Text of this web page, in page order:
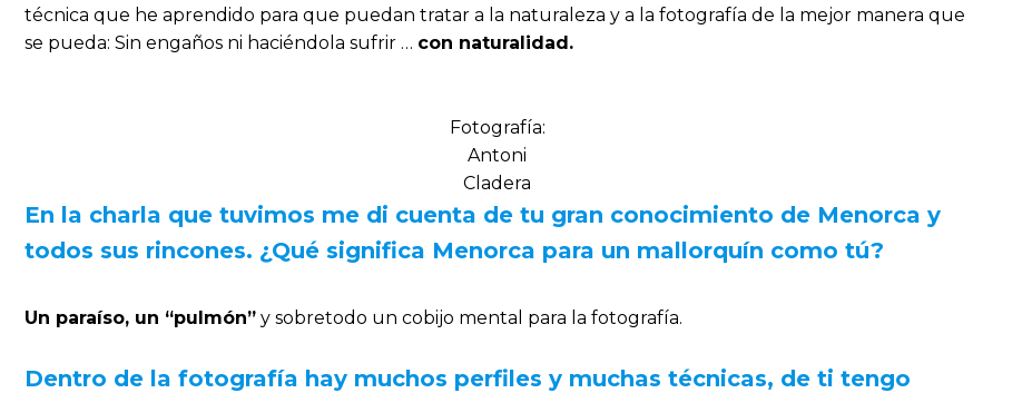
técnica que he aprendido para que puedan tratar a la naturaleza y a la fotografía de la mejor manera que
se pueda: Sin engaños ni haciéndola sufrir … con naturalidad.
Fotografía:
Antoni
Cladera
En la charla que tuvimos me di cuenta de tu gran conocimiento de Menorca y
todos sus rincones. ¿Qué significa Menorca para un mallorquín como tú?
Un paraíso, un “pulmón” y sobretodo un cobijo mental para la fotografía.
Dentro de la fotografía hay muchos perfiles y muchas técnicas, de ti tengo